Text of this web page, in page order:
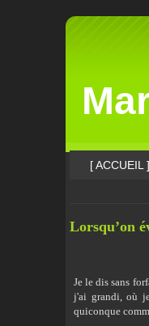
[ ACCUEIL ]
Lorsqu’on
Je le dis sans
j'ai grandi, où
quiconque